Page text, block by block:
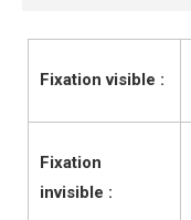
Fixation visible :
Fixation
invisible :